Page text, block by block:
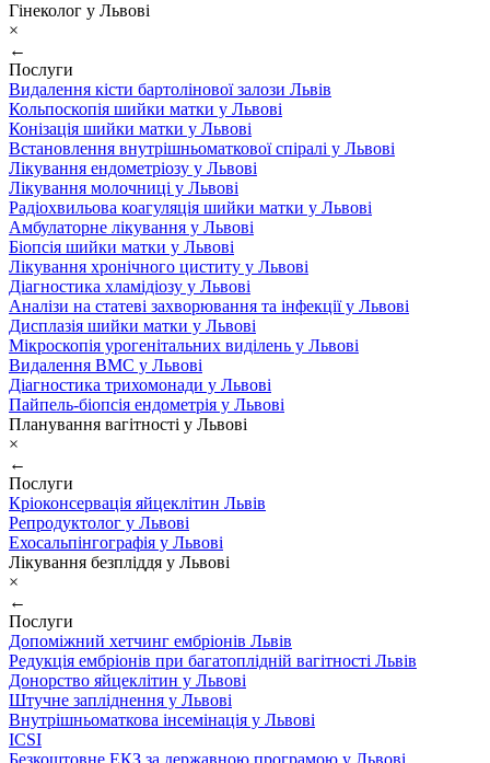
Гінеколог у Львові
×
←
Послуги
Видалення кісти бартолінової залози Львів
Кольпоскопія шийки матки у Львові
Конізація шийки матки у Львові
Встановлення внутрішньоматкової спіралі у Львові
Лікування ендометріозу у Львові
Лікування молочниці у Львові
Радіохвильова коагуляція шийки матки у Львові
Амбулаторне лікування у Львові
Біопсія шийки матки у Львові
Лікування хронічного циститу у Львові
Діагностика хламідіозу у Львові
Аналізи на статеві захворювання та інфекції у Львові
Дисплазія шийки матки у Львові
Мікроскопія урогенітальних виділень у Львові
Видалення ВМС у Львові
Діагностика трихомонади у Львові
Пайпель-біопсія ендометрія у Львові
Планування вагітності у Львові
×
←
Послуги
Кріоконсервація яйцеклітин Львів
Репродуктолог у Львові
Ехосальпінгографія у Львові
Лікування безпліддя у Львові
×
←
Послуги
Допоміжний хетчинг ембріонів Львів
Редукція ембріонів при багатоплідній вагітності Львів
Донорство яйцеклітин у Львові
Штучне запліднення у Львові
Внутрішньоматкова інсемінація у Львові
ICSI
Безкоштовне ЕКЗ за державною програмою у Львові